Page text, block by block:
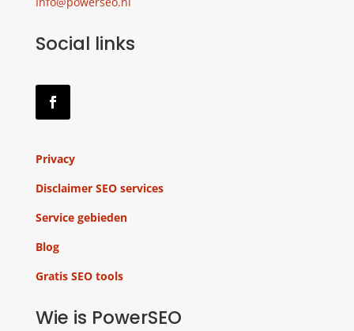
Social links
Privacy
Disclaimer SEO services
Service gebieden
Blog
Gratis SEO tools
Wie is PowerSEO